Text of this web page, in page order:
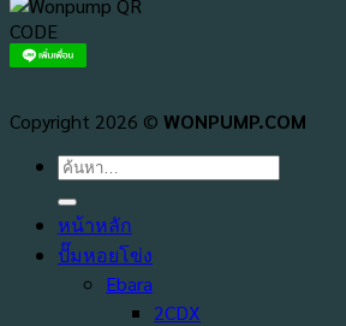
Copyright 2026 © WONPUMP.COM
ค้นหา:
หน้าหลัก
ปั๊มหอยโข่ง
Ebara
2CDX